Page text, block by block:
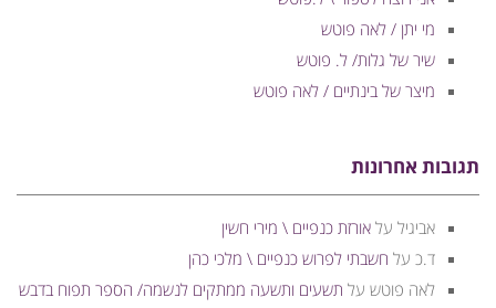
מי יתן / לאה פוטש
שיר של גלות/ ל. פוטש
מיצר של בינתיים / לאה פוטש
תגובות אחרונות
אביגיל על אורזת כנפיים \ מירי חשין
ד.כ על חשבתי לפרוש כנפיים \ מלכי כהן
לאה פוטש על תשעים ותשעה ממתקים לנשמה/ הספר תפוח בדבש